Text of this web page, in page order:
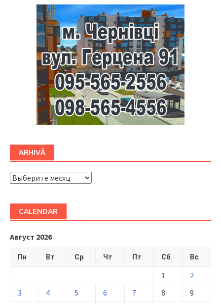
ARHIVĂ
ARHIVĂ
CALENDAR
Август 2026
Пн Вт Ср Чт Пт Сб Вс
1
2
3
4 5 6 7 8
9